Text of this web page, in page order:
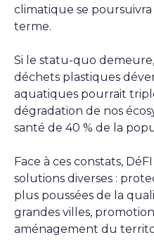
climatique se
terme.
Si le statu-quo
déchets plastiques
aquatiques pourrait
dégradation de nos
santé de 40 % de la
Face à ces constats,
solutions diverses :
plus poussées de la
grandes villes,
aménagement du